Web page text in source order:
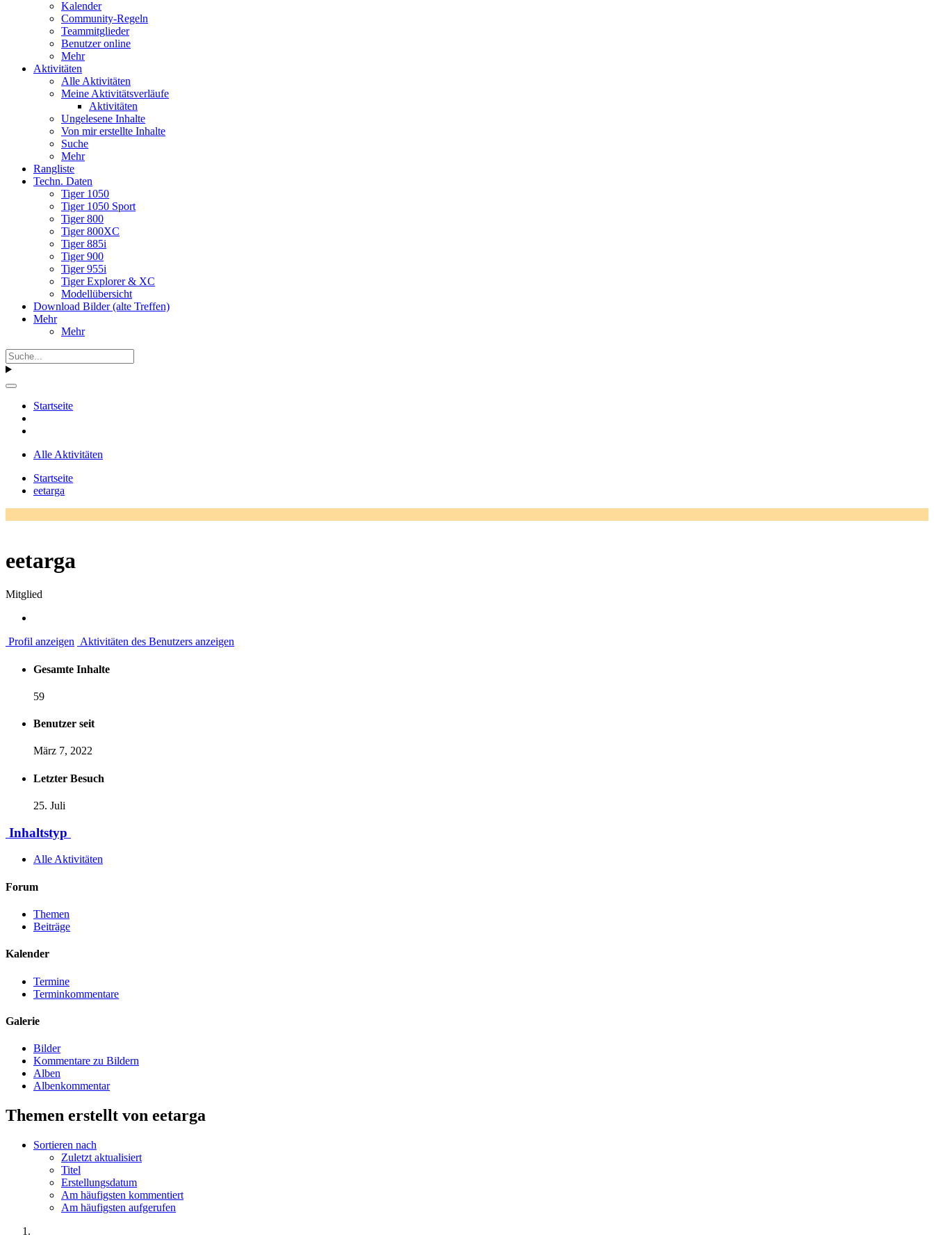
Kalender
Community-Regeln
Teammitglieder
Benutzer online
Mehr
Aktivitäten
Alle Aktivitäten
Meine Aktivitätsverläufe
Aktivitäten
Ungelesene Inhalte
Von mir erstellte Inhalte
Suche
Mehr
Rangliste
Techn. Daten
Tiger 1050
Tiger 1050 Sport
Tiger 800
Tiger 800XC
Tiger 885i
Tiger 900
Tiger 955i
Tiger Explorer & XC
Modellübersicht
Download Bilder (alte Treffen)
Mehr
Mehr
Startseite
Alle Aktivitäten
Startseite
eetarga
eetarga
Mitglied
Profil anzeigen Aktivitäten des Benutzers anzeigen
Gesamte Inhalte
59
Benutzer seit
März 7, 2022
Letzter Besuch
25. Juli
Inhaltstyp
Alle Aktivitäten
Forum
Themen
Beiträge
Kalender
Termine
Terminkommentare
Galerie
Bilder
Kommentare zu Bildern
Alben
Albenkommentar
Themen erstellt von eetarga
Sortieren nach
Zuletzt aktualisiert
Titel
Erstellungsdatum
Am häufigsten kommentiert
Am häufigsten aufgerufen